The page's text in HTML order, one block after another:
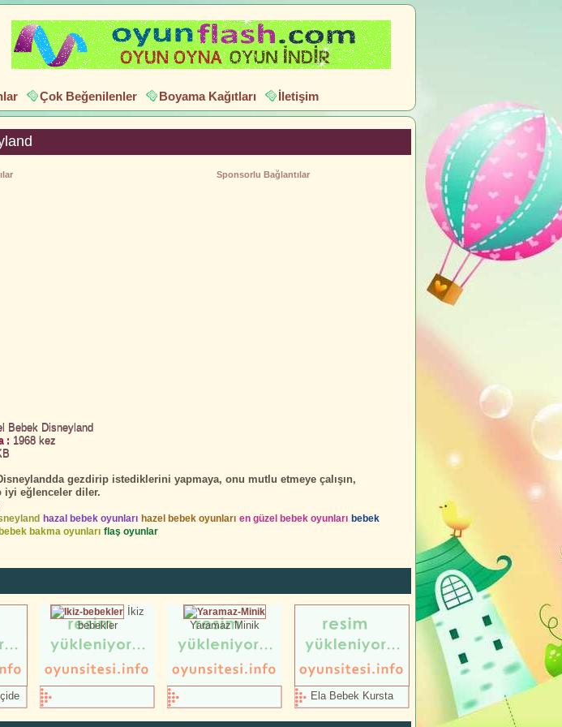
Çok Beğenilenler Boyama Kağıtları İletişim
Sponsorlu Bağlantılar
Bebek Disneyland
: 1968 kez
gezdirip istediklerini yapmaya, onu mutlu etmeye çalışın,
iyi eğlenceler diler.
hazal bebek oyunları hazel bebek oyunları en güzel bebek oyunları bebek
bakma oyunları flaş oyunlar
İkiz
bebekler
Yaramaz Minik
Ela Bebek Kursta